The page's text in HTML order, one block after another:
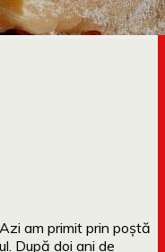
Azi am primit prin poștă
După doi ani de